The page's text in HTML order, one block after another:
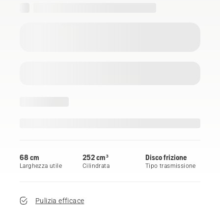
68 cm
Larghezza utile
252 cm³
Cilindrata
Disco frizione
Tipo trasmissione
Pulizia efficace